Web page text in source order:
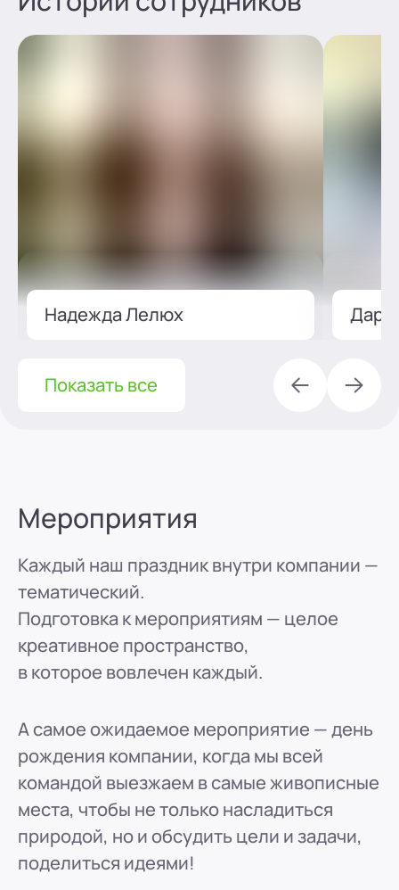
Надежда Лелюх
Показать все
Мероприятия
Каждый наш праздник внутри компании —
тематический.
Подготовка к мероприятиям — целое
креативное пространство,
в которое вовлечен каждый.
А самое ожидаемое мероприятие — день
рождения компании, когда мы всей
командой выезжаем в самые живописные
места, чтобы не только насладиться
природой, но и обсудить цели и задачи,
поделиться идеями!